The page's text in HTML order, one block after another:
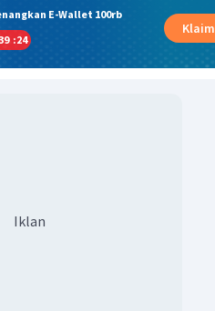
E-Wallet 100rb
:24
Klaim
Iklan